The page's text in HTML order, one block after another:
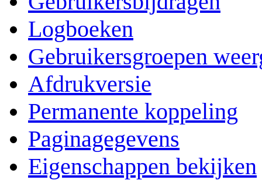
Logboeken
Gebruikersgroepen
Afdrukversie
Permanente koppeling
Paginagegevens
Eigenschappen bekijken